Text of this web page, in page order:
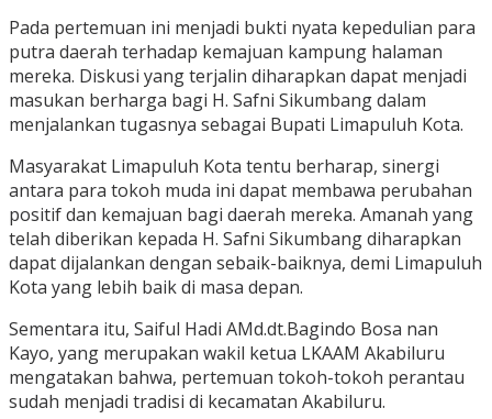
Pada pertemuan ini menjadi bukti nyata kepedulian para
putra daerah terhadap kemajuan kampung halaman
mereka. Diskusi yang terjalin diharapkan dapat menjadi
masukan berharga bagi H. Safni Sikumbang dalam
menjalankan tugasnya sebagai Bupati Limapuluh Kota.
Masyarakat Limapuluh Kota tentu berharap, sinergi
antara para tokoh muda ini dapat membawa perubahan
positif dan kemajuan bagi daerah mereka. Amanah yang
telah diberikan kepada H. Safni Sikumbang diharapkan
dapat dijalankan dengan sebaik-baiknya, demi Limapuluh
Kota yang lebih baik di masa depan.
Sementara itu, Saiful Hadi AMd.dt.Bagindo Bosa nan
Kayo, yang merupakan wakil ketua LKAAM Akabiluru
mengatakan bahwa, pertemuan tokoh-tokoh perantau
sudah menjadi tradisi di kecamatan Akabiluru.